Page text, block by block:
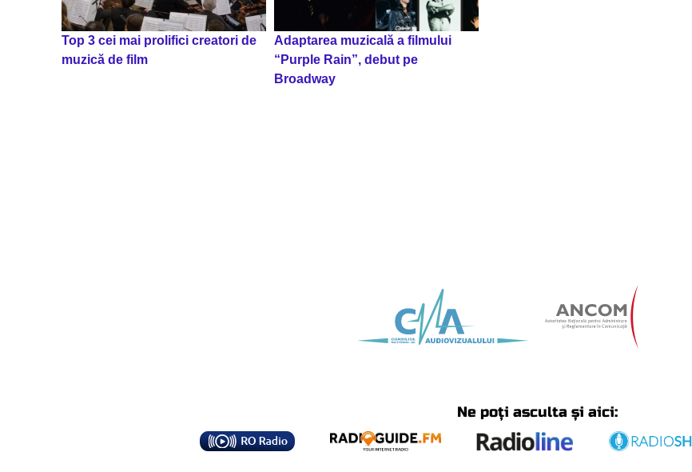
Top 3 cei mai prolifici creatori de
muzică de film
Adaptarea muzicală a filmului
“Purple Rain”, debut pe
Broadway
Ne poți asculta și aici: